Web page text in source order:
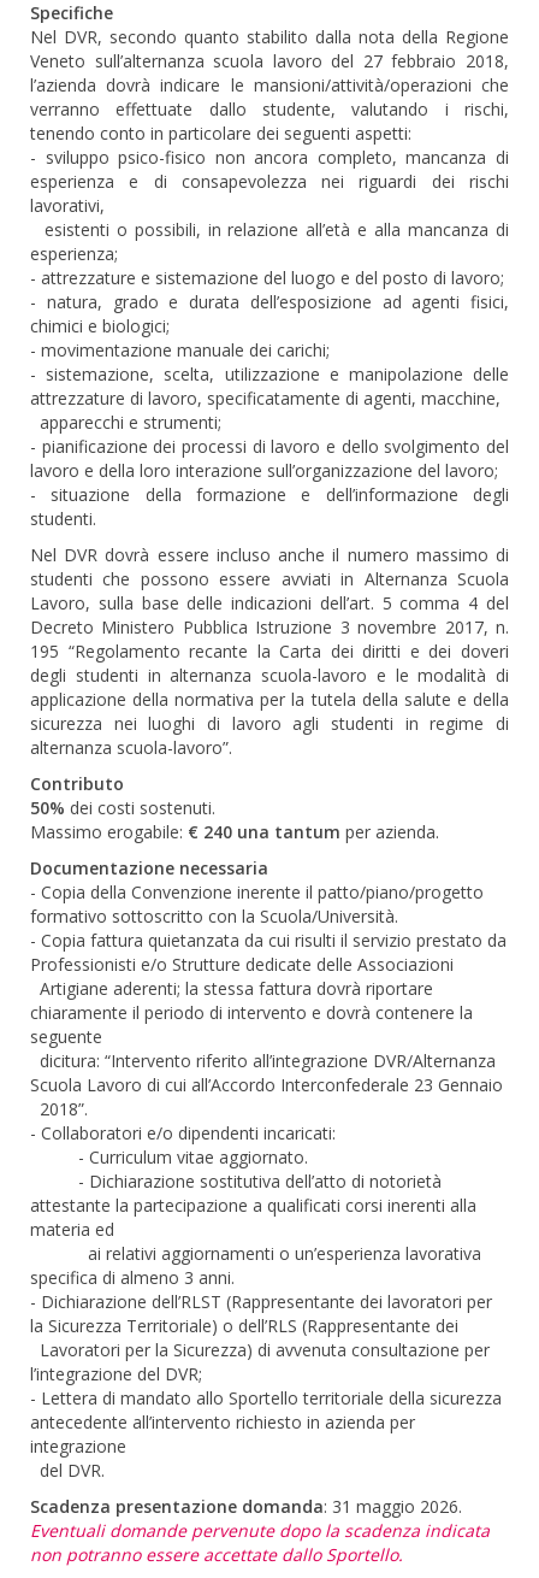
Specifiche
Nel DVR, secondo quanto stabilito dalla nota della Regione
Veneto sull’alternanza scuola lavoro del 27 febbraio 2018,
l’azienda dovrà indicare le mansioni/attività/operazioni che
verranno effettuate dallo studente, valutando i rischi,
tenendo conto in particolare dei seguenti aspetti:
- sviluppo psico-fisico non ancora completo, mancanza di
esperienza e di consapevolezza nei riguardi dei rischi
lavorativi,
esistenti o possibili, in relazione all’età e alla mancanza di
esperienza;
- attrezzature e sistemazione del luogo e del posto di lavoro;
- natura, grado e durata dell’esposizione ad agenti fisici,
chimici e biologici;
- movimentazione manuale dei carichi;
- sistemazione, scelta, utilizzazione e manipolazione delle
attrezzature di lavoro, specificatamente di agenti, macchine,
apparecchi e strumenti;
- pianificazione dei processi di lavoro e dello svolgimento del
lavoro e della loro interazione sull’organizzazione del lavoro;
- situazione della formazione e dell’informazione degli
studenti.
Nel DVR dovrà essere incluso anche il numero massimo di
studenti che possono essere avviati in Alternanza Scuola
Lavoro, sulla base delle indicazioni dell’art. 5 comma 4 del
Decreto Ministero Pubblica Istruzione 3 novembre 2017, n.
195 “Regolamento recante la Carta dei diritti e dei doveri
degli studenti in alternanza scuola-lavoro e le modalità di
applicazione della normativa per la tutela della salute e della
sicurezza nei luoghi di lavoro agli studenti in regime di
alternanza scuola-lavoro”.
Contributo
50% dei costi sostenuti.
Massimo erogabile: € 240 una tantum per azienda.
Documentazione necessaria
- Copia della Convenzione inerente il patto/piano/progetto
formativo sottoscritto con la Scuola/Università.
- Copia fattura quietanzata da cui risulti il servizio prestato da
Professionisti e/o Strutture dedicate delle Associazioni
Artigiane aderenti; la stessa fattura dovrà riportare
chiaramente il periodo di intervento e dovrà contenere la
seguente
dicitura: “Intervento riferito all’integrazione DVR/Alternanza
Scuola Lavoro di cui all’Accordo Interconfederale 23 Gennaio
2018”.
- Collaboratori e/o dipendenti incaricati:
- Curriculum vitae aggiornato.
- Dichiarazione sostitutiva dell’atto di notorietà
attestante la partecipazione a qualificati corsi inerenti alla
materia ed
ai relativi aggiornamenti o un’esperienza lavorativa
specifica di almeno 3 anni.
- Dichiarazione dell’RLST (Rappresentante dei lavoratori per
la Sicurezza Territoriale) o dell’RLS (Rappresentante dei
Lavoratori per la Sicurezza) di avvenuta consultazione per
l’integrazione del DVR;
- Lettera di mandato allo Sportello territoriale della sicurezza
antecedente all’intervento richiesto in azienda per
integrazione
del DVR.
Scadenza presentazione domanda: 31 maggio 2026.
Eventuali domande pervenute dopo la scadenza indicata
non potranno essere accettate dallo Sportello.